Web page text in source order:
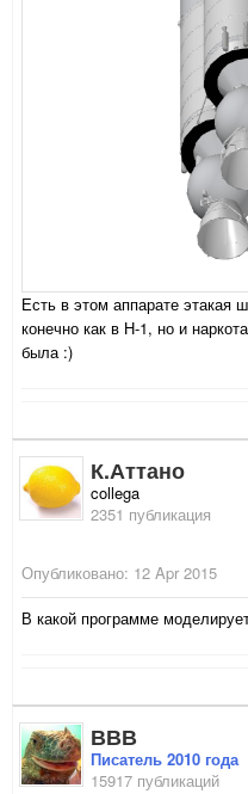
Есть в этом аппарате этакая
конечно как в Н-1, но и
была :)
К.Аттано
collega
2351 публикация
Опубликовано: 12 Apr 2015
В какой программе
ВВВ
Писатель 2010 года
15917 публикаций